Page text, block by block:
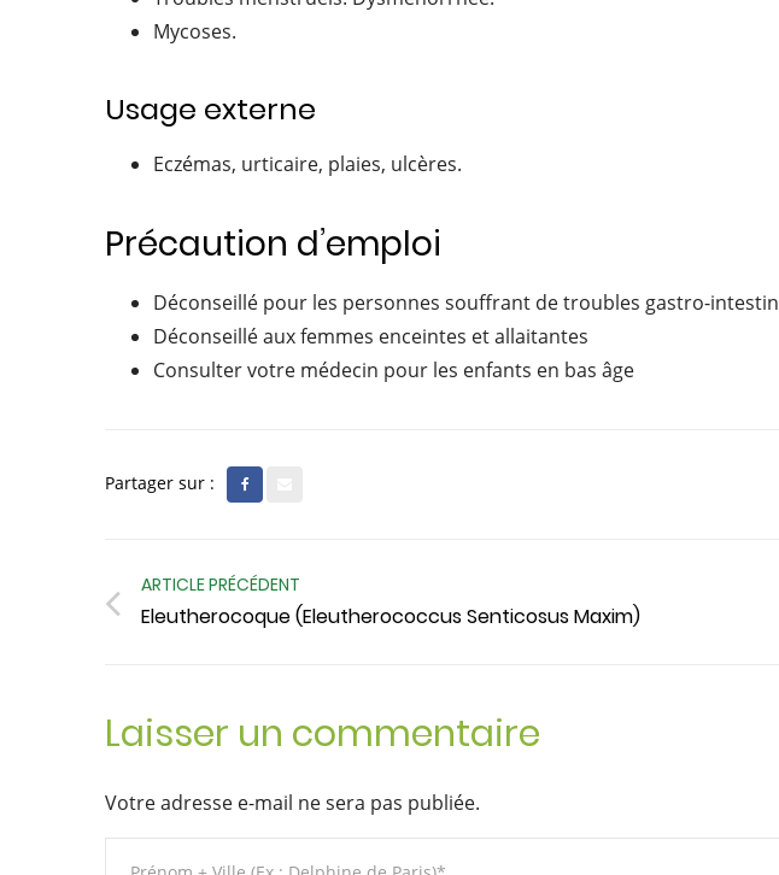
Mycoses.
Usage externe
Eczémas, urticaire, plaies, ulcères.
Précaution d’emploi
Déconseillé pour les personnes souffrant de troubles gastro-
Déconseillé aux femmes enceintes et allaitantes
Consulter votre médecin pour les enfants en bas âge
Partager sur :
ARTICLE PRÉCÉDENT
Eleutherocoque (Eleutherococcus Senticosus Maxim)
Laisser un commentaire
Votre adresse e-mail ne sera pas publiée.